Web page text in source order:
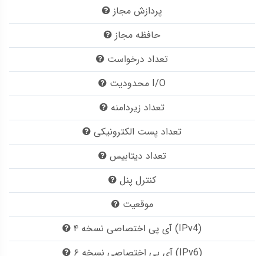
پردازش مجاز
حافظه مجاز
تعداد درخواست
محدودیت I/O
تعداد زیردامنه
تعداد پست الکترونیکی
تعداد دیتابیس
کنترل پنل
موقعیت
آی پی اختصاصی نسخه ۴ (IPv4)
آی پی اختصاصی نسخه ۶ (IPv6)